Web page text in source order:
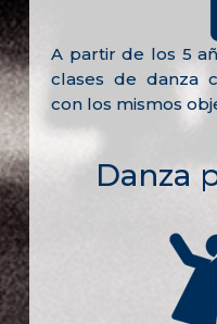
A partir de los 5
clases de danza
con los mismos
Danza